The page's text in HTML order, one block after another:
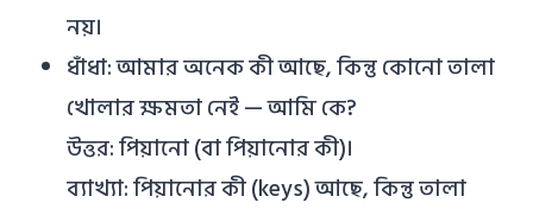
নয়।
ধাঁধা: আমার অনেক কী আছে, কিন্তু কোনো তালা
খোলার ক্ষমতা নেই — আমি কে?
উত্তর: পিয়ানো (বা পিয়ানোর কী)।
ব্যাখ্যা: পিয়ানোর কী (keys) আছে, কিন্তু তালা